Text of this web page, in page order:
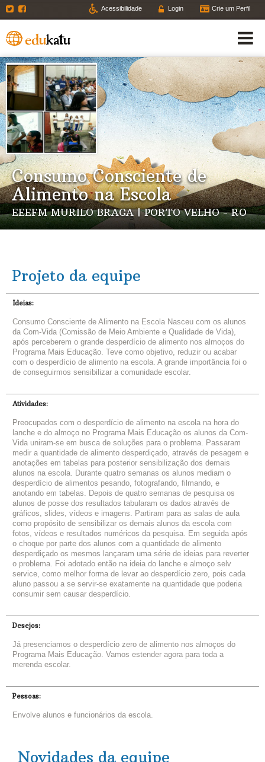
Twitter Acessibilidade Login Crie um Perfil
Consumo Consciente de
Alimento na Escola
EEEFM MURILO BRAGA | PORTO VELHO - RO
Projeto da equipe
Ideias:
Consumo Consciente de Alimento na Escola Nasceu com os alunos
da Com-Vida (Comissão de Meio Ambiente e Qualidade de Vida),
após perceberem o grande desperdício de alimento nos almoços do
Programa Mais Educação. Teve como objetivo, reduzir ou acabar
com o desperdício de alimento na escola. A grande importância foi o
de conseguirmos sensibilizar a comunidade escolar.
Atividades:
Preocupados com o desperdício de alimento na escola na hora do
lanche e do almoço no Programa Mais Educação os alunos da Com-
Vida uniram-se em busca de soluções para o problema. Passaram
medir a quantidade de alimento desperdiçado, através de pesagem e
anotações em tabelas para posterior sensibilização dos demais
alunos na escola. Durante quatro semanas os alunos mediam o
desperdício de alimentos pesando, fotografando, filmando, e
anotando em tabelas. Depois de quatro semanas de pesquisa os
alunos de posse dos resultados tabularam os dados através de
gráficos, slides, vídeos e imagens. Partiram para as salas de aula
como propósito de sensibilizar os demais alunos da escola com
fotos, vídeos e resultados numéricos da pesquisa. Em seguida após
o choque por parte dos alunos com a quantidade de alimento
desperdiçado os mesmos lançaram uma série de ideias para reverter
o problema. Foi adotado então na ideia do lanche e almoço selv
service, como melhor forma de levar ao desperdício zero, pois cada
aluno passou a se servir-se exatamente na quantidade que poderia
consumir sem causar desperdício.
Desejos:
Já presenciamos o desperdício zero de alimento nos almoços do
Programa Mais Educação. Vamos estender agora para toda a
merenda escolar.
Pessoas:
Envolve alunos e funcionários da escola.
Novidades da equipe